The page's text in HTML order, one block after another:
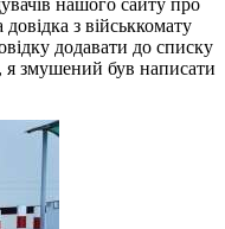
з військкомату
додавати до списку
я змушений був написати